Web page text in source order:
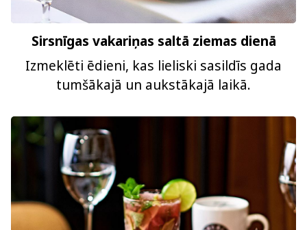
Sirsnīgas vakariņas saltā ziemas dienā
Izmeklēti ēdieni, kas lieliski sasildīs gada
tumšākajā un aukstākajā laikā.